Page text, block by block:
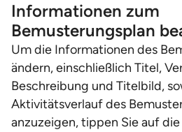
Informationen zum
Bemusterungsplan
Um die Informationen des
ändern, einschließlich Titel,
Beschreibung und Titelbild,
Aktivitätsverlauf des
anzuzeigen, tippen Sie auf